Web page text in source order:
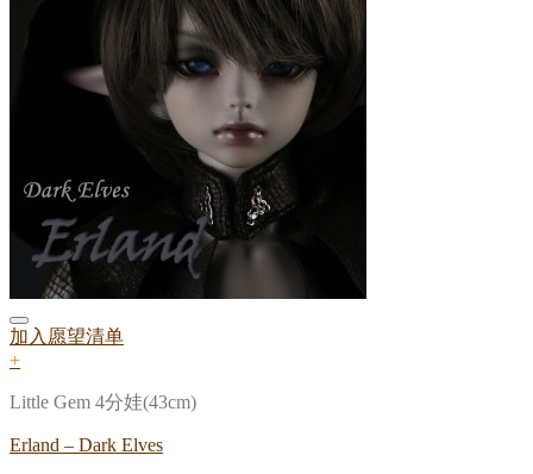
加入愿望清单
+
Little Gem 4分娃(43cm)
Erland – Dark Elves